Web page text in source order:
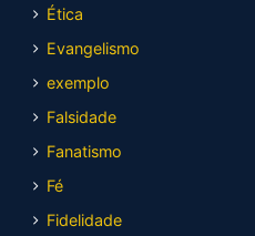
Ética
Evangelismo
exemplo
Falsidade
Fanatismo
Fé
Fidelidade